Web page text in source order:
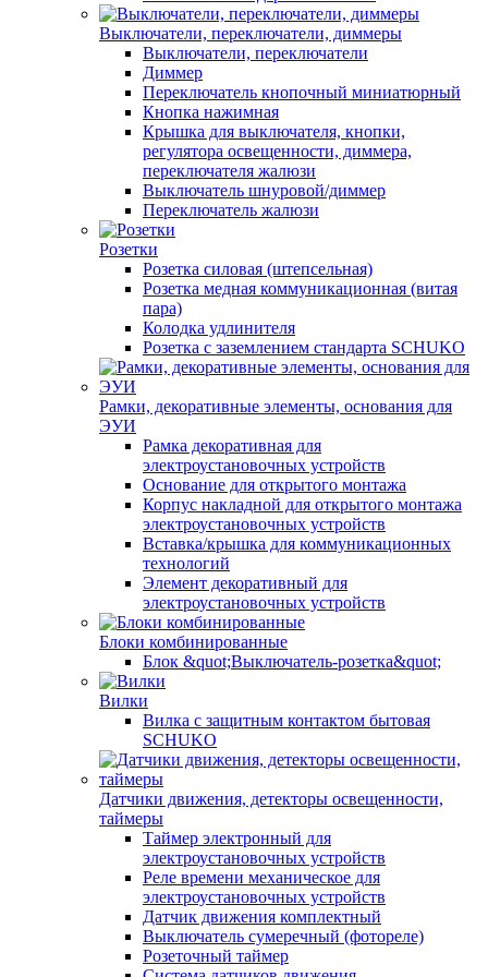
Выключатели, переключатели, диммеры
Выключатели, переключатели
Диммер
Переключатель кнопочный миниатюрный
Кнопка нажимная
Крышка для выключателя, кнопки,
регулятора освещенности, диммера,
переключателя жалюзи
Выключатель шнуровой/диммер
Переключатель жалюзи
Розетки
Розетка силовая (штепсельная)
Розетка медная коммуникационная (витая
пара)
Колодка удлинителя
Розетка с заземлением стандарта SCHUKO
Рамки, декоративные элементы, основания для
ЭУИ
Рамка декоративная для
электроустановочных устройств
Основание для открытого монтажа
Корпус накладной для открытого монтажа
электроустановочных устройств
Вставка/крышка для коммуникационных
технологий
Элемент декоративный для
электроустановочных устройств
Блоки комбинированные
Блок &quot;Выключатель-розетка&quot;
Вилки
Вилка с защитным контактом бытовая
SCHUKO
Датчики движения, детекторы освещенности,
таймеры
Таймер электронный для
электроустановочных устройств
Реле времени механическое для
электроустановочных устройств
Датчик движения комплектный
Выключатель сумеречный (фотореле)
Розеточный таймер